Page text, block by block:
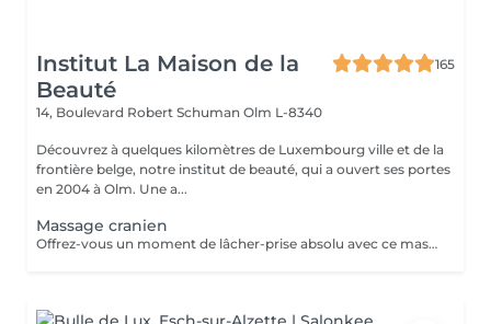
Institut La Maison de la
Beauté
165
14, Boulevard Robert Schuman Olm L-8340
Découvrez à quelques kilomètres de Luxembourg ville et de la
frontière belge, notre institut de beauté, qui a ouvert ses portes
en 2004 à Olm. Une a...
Massage cranien
Offrez-vous un moment de lâcher-prise absolu avec ce massage crânien japonais authentique, transmis par une formatrice venue du Japon. Ce soin agit sur le cuir chevelu, la nuque et les trapèzes pour relâcher les tensions, apaiser le mental et rééquilibrer les énergies. Il favorise la détente profonde, améliore la circulation et aide à libérer le stress et la fatigue nerveuse. Idéal seul ou en complément d'un soin, pour une expérience de bien-être global et revitalisante.